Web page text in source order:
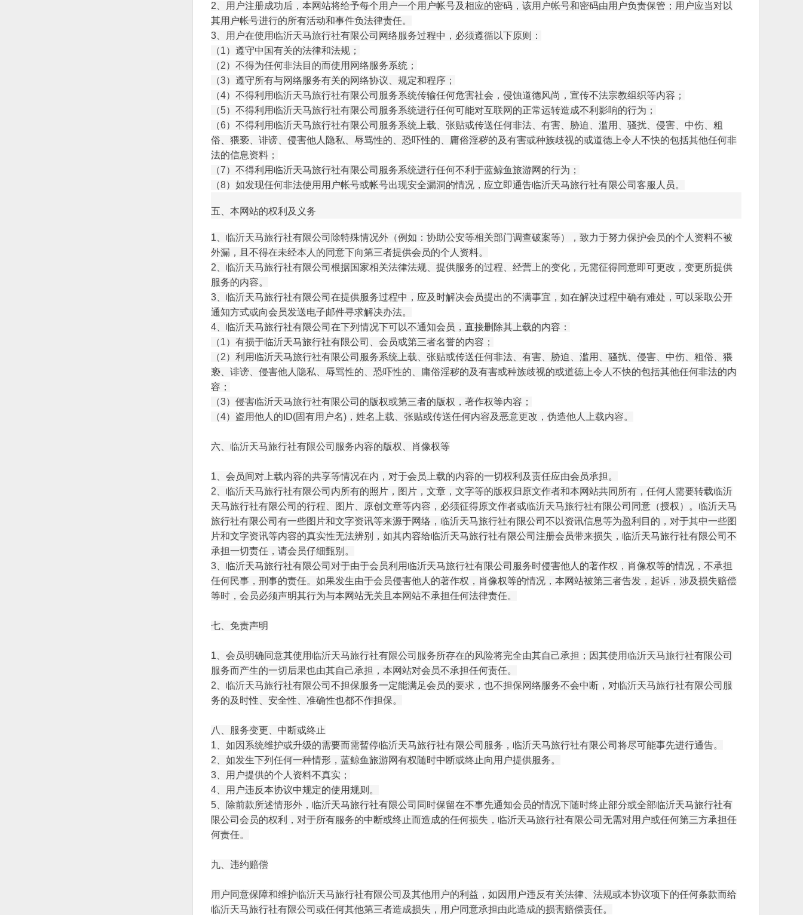
2、用户注册成功后，本网站将给予每个用户一个用户帐号及相应的密码，该用户帐号和密码由用户负责保管；用户应当对以
其用户帐号进行的所有活动和事件负法律责任。
3、用户在使用临沂天马旅行社有限公司网络服务过程中，必须遵循以下原则：
（1）遵守中国有关的法律和法规；
（2）不得为任何非法目的而使用网络服务系统；
（3）遵守所有与网络服务有关的网络协议、规定和程序；
（4）不得利用 临沂天马旅行社有限公司 服务系统传输任何危害社会，侵蚀道德风尚，宣传不法宗教组织等内容；
（5）不得利用 临沂天马旅行社有限公司 服务系统进行任何可能对互联网的正常运转造成不利影响的行为；
（6）不得利用 临沂天马旅行社有限公司 服务系统上载、张贴或传送任何非法、有害、胁迫、滥用、骚扰、侵害、中伤、粗
俗、猥亵、诽谤、侵害他人隐私、辱骂性的、恐吓性的、庸俗淫秽的及有害或种族歧视的或道德上令人不快的包括其他任何非
法的信息资料；
（7）不得利用 临沂天马旅行社有限公司 服务系统进行任何不利于蓝鲸鱼旅游网的行为；
（8）如发现任何非法使用用户帐号或帐号出现安全漏洞的情况，应立即通告临沂天马旅行社有限公司 客服人员。
五、本网站的权利及义务
1、 临沂天马旅行社有限公司 除特殊情况外（例如：协助公安等相关部门调查破案等），致力于努力保护会员的个人资料不被
外漏，且不得在未经本人的同意下向第三者提供会员的个人资料。
2、 临沂天马旅行社有限公司 根据国家相关法律法规、提供服务的过程、经营上的变化，无需征得同意即可更改，变更所提供
服务的内容。
3、 临沂天马旅行社有限公司 在提供服务过程中，应及时解决会员提出的不满事宜，如在解决过程中确有难处，可以采取公开
通知方式或向会员发送电子邮件寻求解决办法。
4、 临沂天马旅行社有限公司 在下列情况下可以不通知会员，直接删除其上载的内容：
（1）有损于临沂天马旅行社有限公司
、会员或第三者名誉的内容；
（2）利用 临沂天马旅行社有限公司 服务系统上载、张贴或传送任何非法、有害、胁迫、滥用、骚扰、侵害、中伤、粗俗、猥
亵、诽谤、侵害他人隐私、辱骂性的、恐吓性的、庸俗淫秽的及有害或种族歧视的或道德上令人不快的包括其他任何非法的内
容；
（3）侵害临沂天马旅行社有限公司 的版权或第三者的版权，著作权等内容；
（4）盗用他人的ID(固有用户名)，姓名上载、张贴或传送任何内容及恶意更改，伪造他人上载内容。
六、 临沂天马旅行社有限公司 服务内容的版权、肖像权等
1、会员间对上载内容的共享等情况在内，对于会员上载的内容的一切权利及责任应由会员承担。
2、 临沂天马旅行社有限公司 内所有的照片，图片，文章，文字等的版权归原文作者和本网站共同所有，任何人需要转载临沂
天马旅行社有限公司 的行程、图片、原创文章等内容，必须征得原文作者或临沂天马旅行社有限公司 同意（授权）。 临沂天马
旅行社有限公司 有一些图片和文字资讯等来源于网络， 临沂天马旅行社有限公司 不以资讯信息等为盈利目的，对于其中一些图
片和文字资讯等内容的真实性无法辨别，如其内容给临沂天马旅行社有限公司 注册会员带来损失， 临沂天马旅行社有限公司 不
承担一切责任，请会员仔细甄别。
3、 临沂天马旅行社有限公司 对于由于会员利用 临沂天马旅行社有限公司 服务时侵害他人的著作权，肖像权等的情况，不承担
任何民事，刑事的责任。如果发生由于会员侵害他人的著作权，肖像权等的情况，本网站被第三者告发，起诉，涉及损失赔偿
等时，会员必须声明其行为与本网站无关且本网站不承担任何法律责任。
七、免责声明
1、会员明确同意其使用 临沂天马旅行社有限公司 服务所存在的风险将完全由其自己承担；因其使用 临沂天马旅行社有限公司
服务而产生的一切后果也由其自己承担，本网站对会员不承担任何责任。
2、 临沂天马旅行社有限公司 不担保服务一定能满足会员的要求，也不担保网络服务不会中断，对临沂天马旅行社有限公司 服
务的及时性、安全性、准确性也都不作担保。
八、服务变更、中断或终止
1、如因系统维护或升级的需要而需暂停临沂天马旅行社有限公司 服务， 临沂天马旅行社有限公司 将尽可能事先进行通告。
2、如发生下列任何一种情形，蓝鲸鱼旅游网有权随时中断或终止向用户提供服务。
3、用户提供的个人资料不真实；
4、用户违反本协议中规定的使用规则。
5、除前款所述情形外， 临沂天马旅行社有限公司 同时保留在不事先通知会员的情况下随时终止部分或全部临沂天马旅行社有
限公司 会员的权利，对于所有服务的中断或终止而造成的任何损失， 临沂天马旅行社有限公司 无需对用户或任何第三方承担任
何责任。
九、违约赔偿
用户同意保障和维护临沂天马旅行社有限公司 及其他用户的利益，如因用户违反有关法律、法规或本协议项下的任何条款而给
临沂天马旅行社有限公司 或任何其他第三者造成损失，用户同意承担由此造成的损害赔偿责任。